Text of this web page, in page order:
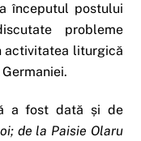
începutul postului
probleme
activitatea liturgică
a fost dată și de
de la Paisie Olaru